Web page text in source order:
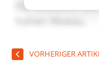
VORHERIGER